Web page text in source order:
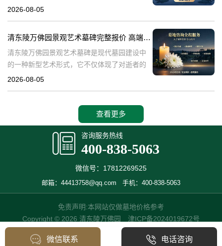
5063清东陵万佛园，作为中国历史上著名的皇
2026-08-05
清东陵万佛园景观艺术墓碑完整报价 高端墓型大额直降活动详解
清东陵万佛园景观艺术墓碑是现代墓园建设中
的一种新型艺术形式，它不仅体现了对逝者的
尊重和缅怀，更是一种文化艺术的传承。本文
2026-08-05
查看更多
咨询服务热线
400-838-5063
微信号：17812269525
邮箱：44413758@qq.com 手机：400-838-5063
免责声明:本网站仅做墓地价格参考
Copyright © 2026 清东陵万佛园 津ICP备2024019672号
微信联系 电话咨询